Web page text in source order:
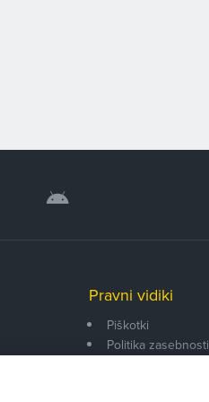
Pravni vidiki
Piškotki
Politika zasebnosti